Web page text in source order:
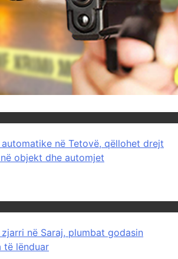
në Tetovë, qëllohet drejt
objekt dhe automjet
në Saraj, plumbat godasin
të lënduar